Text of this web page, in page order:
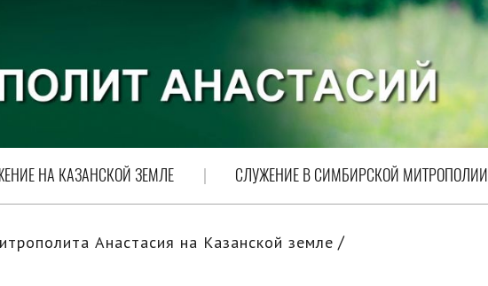
НА КАЗАНСКОЙ ЗЕМЛЕ СЛУЖЕНИЕ В СИМБИРСКОЙ МИТРОПОЛИИ
Анастасия на Казанской земле